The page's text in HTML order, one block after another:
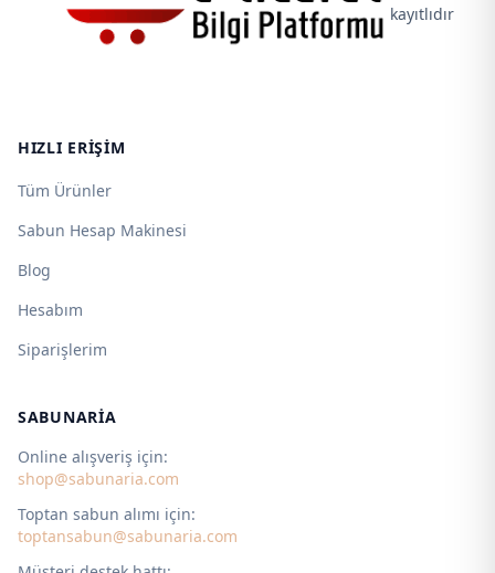
kayıtlıdır
HIZLI ERIŞIM
Tüm Ürünler
Sabun Hesap Makinesi
Blog
Hesabım
Siparişlerim
SABUNARIA
Online alışveriş için:
shop@sabunaria.com
Toptan sabun alımı için:
toptansabun@sabunaria.com